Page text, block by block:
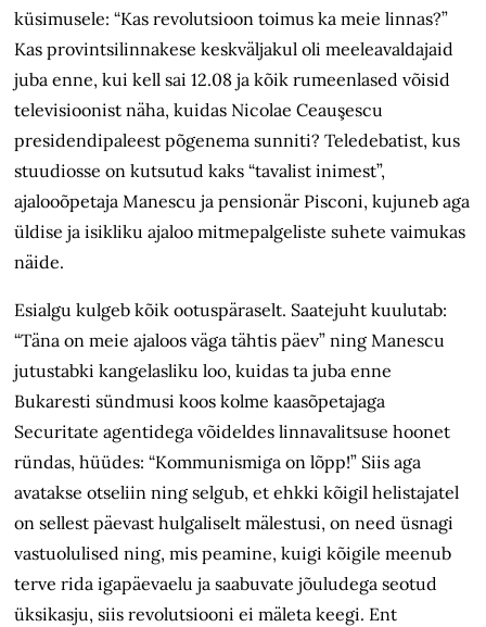
küsimusele: “Kas revolutsioon toimus ka meie linnas?”
Kas provintsilinnakese keskväljakul oli meeleavaldajaid
juba enne, kui kell sai 12.08 ja kõik rumeenlased võisid
televisioonist näha, kuidas Nicolae Ceauşescu
presidendipaleest põgenema sunniti? Teledebatist, kus
stuudiosse on kutsutud kaks “tavalist inimest”,
ajalooõpetaja Manescu ja pensionär Pisconi, kujuneb aga
üldise ja isikliku ajaloo mitmepalgeliste suhete vaimukas
näide.
Esialgu kulgeb kõik ootuspäraselt. Saatejuht kuulutab:
“Täna on meie ajaloos väga tähtis päev” ning Manescu
jutustabki kangelasliku loo, kuidas ta juba enne
Bukaresti sündmusi koos kolme kaasõpetajaga
Securitate agentidega võideldes linnavalitsuse hoonet
ründas, hüüdes: “Kommunismiga on lõpp!” Siis aga
avatakse otseliin ning selgub, et ehkki kõigil helistajatel
on sellest päevast hulgaliselt mälestusi, on need üsnagi
vastuolulised ning, mis peamine, kuigi kõigile meenub
terve rida igapäevaelu ja saabuvate jõuludega seotud
üksikasju, siis revolutsiooni ei mäleta keegi. Ent